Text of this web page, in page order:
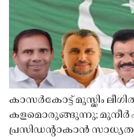
കാസർകോട്ട് മുസ്ലിം
കളമൊരുങ്ങുന്നു; മുനീർ
പ്രസിഡൻ്റാകാൻ സാധ്യത